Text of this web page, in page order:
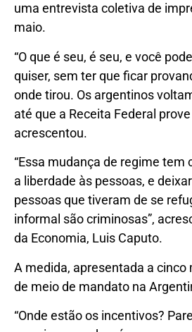
uma entrevista coletiva de
maio.
“O que é seu, é seu, e você
quiser, sem ter que ficar
onde tirou. Os argentinos
até que a Receita Federal
acrescentou.
“Essa mudança de regime tem
a liberdade às pessoas, e
pessoas que tiveram de se
informal são criminosas”,
da Economia, Luis Caputo.
A medida, apresentada a cinco
de meio de mandato na
“Onde estão os incentivos?